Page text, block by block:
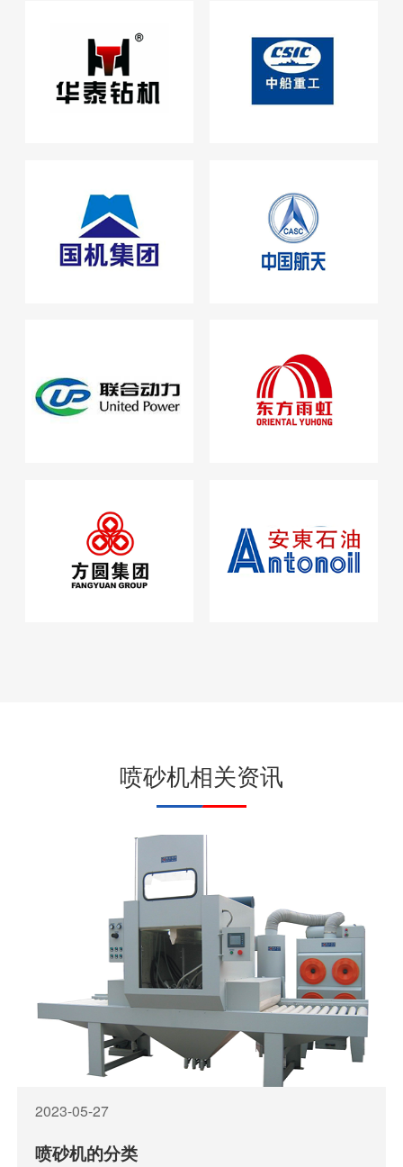
喷砂机相关资讯
2023-05-27
喷砂机的分类